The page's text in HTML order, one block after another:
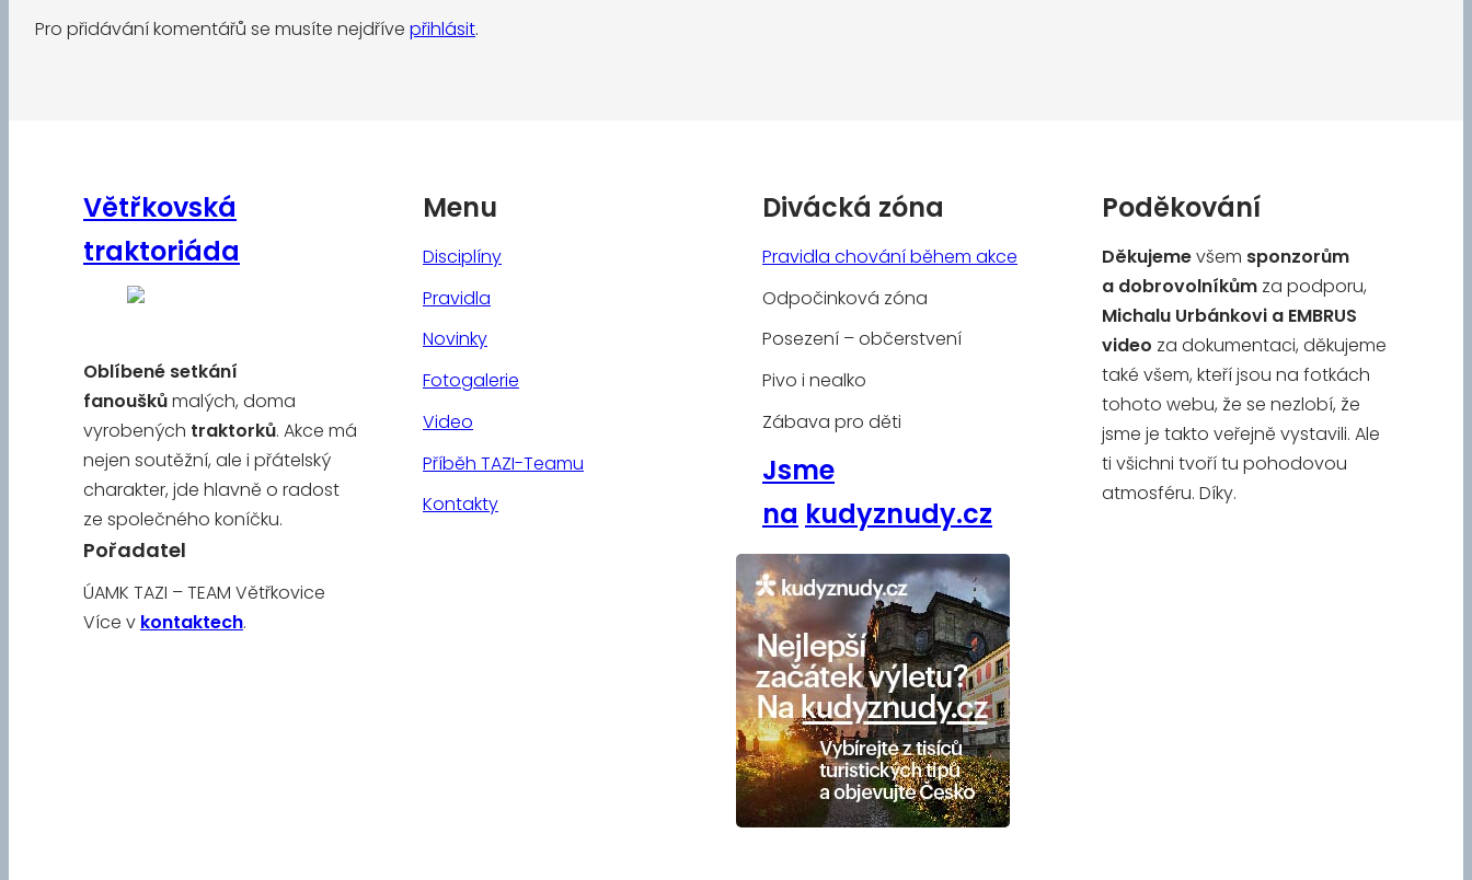
Pro přidávání komentářů se musíte nejdříve přihlásit.
Větřkovská
traktoriáda
Oblíbené setkání
fanouškůmalých, doma
vyrobených traktorků. Akce má
nejen soutěžní, ale i přátelský
charakter, jde hlavně o radost
ze společného koníčku.
Pořadatel
ÚAMK TAZI – TEAM Větřkovice
Více v kontaktech.
Menu
Disciplíny
Pravidla
Novinky
Fotogalerie
Video
Příběh TAZI-Teamu
Kontakty
Divácká zóna
Pravidla chování během akce
Odpočinková zóna
Posezení – občerstvení
Pivo i nealko
Zábava pro děti
Jsme
na kudyznudy.cz
Poděkování
Děkujemevšem sponzorům
a dobrovolníkům za podporu,
Michalu Urbánkovi a EMBRUS
video za dokumentaci, děkujeme
také všem, kteří jsou na fotkách
tohoto webu, že se nezlobí, že
jsme je takto veřejně vystavili. Ale
ti všichni tvoří tu pohodovou
atmosféru. Díky.